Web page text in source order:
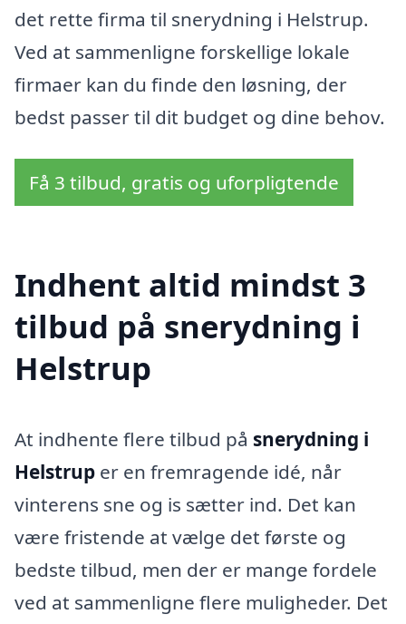
det rette firma til snerydning i Helstrup.
Ved at sammenligne forskellige lokale
firmaer kan du finde den løsning, der
bedst passer til dit budget og dine behov.
Få 3 tilbud, gratis og uforpligtende
Indhent altid mindst 3
tilbud på snerydning i
Helstrup
At indhente flere tilbud på snerydning i
Helstrup er en fremragende idé, når
vinterens sne og is sætter ind. Det kan
være fristende at vælge det første og
bedste tilbud, men der er mange fordele
ved at sammenligne flere muligheder. Det